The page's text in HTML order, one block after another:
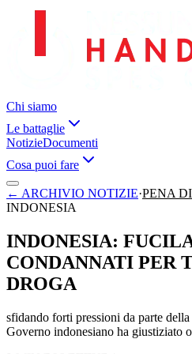
Chi siamo
Le battaglie
NotizieDocumenti
Cosa puoi fare
← ARCHIVIO NOTIZIE·PENA
INDONESIA
INDONESIA:
CONDANNATI PER
DROGA
sfidando forti pressioni da parte
Governo indonesiano ha giustiziato